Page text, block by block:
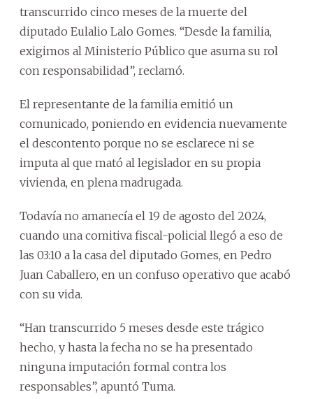
transcurrido cinco meses de la muerte del
diputado Eulalio Lalo Gomes. “Desde la familia,
exigimos al Ministerio Público que asuma su rol
con responsabilidad”, reclamó.
El representante de la familia emitió un
comunicado, poniendo en evidencia nuevamente
el descontento porque no se esclarece ni se
imputa al que mató al legislador en su propia
vivienda, en plena madrugada.
Todavía no amanecía el 19 de agosto del 2024,
cuando una comitiva fiscal-policial llegó a eso de
las 03:10 a la casa del diputado Gomes, en Pedro
Juan Caballero, en un confuso operativo que acabó
con su vida.
“Han transcurrido 5 meses desde este trágico
hecho, y hasta la fecha no se ha presentado
ninguna imputación formal contra los
responsables”, apuntó Tuma.